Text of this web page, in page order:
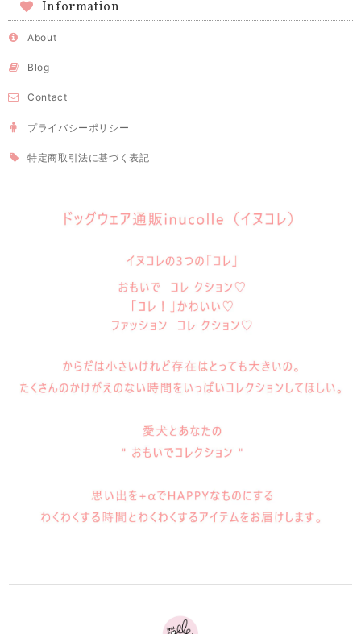
Information
About
Blog
Contact
プライバシーポリシー
特定商取引法に基づく表記